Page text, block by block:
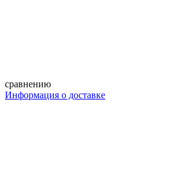
сравнению
Информация о доставке